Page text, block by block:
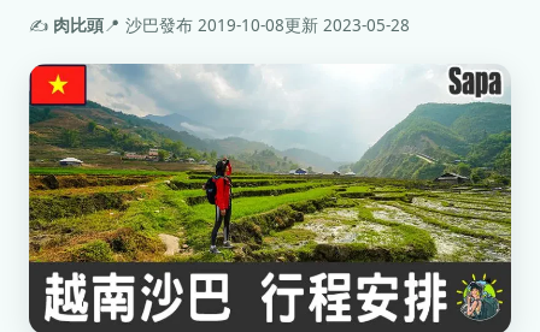
✍️ 肉比頭📍 沙巴發布 2019-10-08更新 2023-05-28